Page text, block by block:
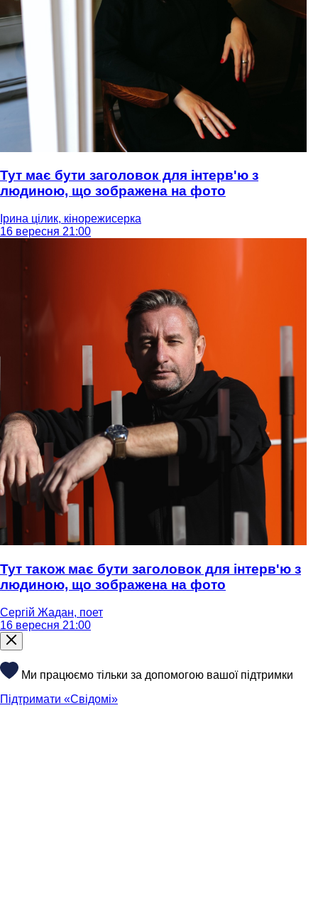
Тут має бути заголовок для інтерв'ю з
людиною, що зображена на фото
Ірина цілик, кінорежисерка
16 вересня 21:00
Тут також має бути заголовок для інтерв'ю з
людиною, що зображена на фото
Сергій Жадан, поет
16 вересня 21:00
Ми працюємо тільки за допомогою вашої підтримки
Підтримати «Свідомі»